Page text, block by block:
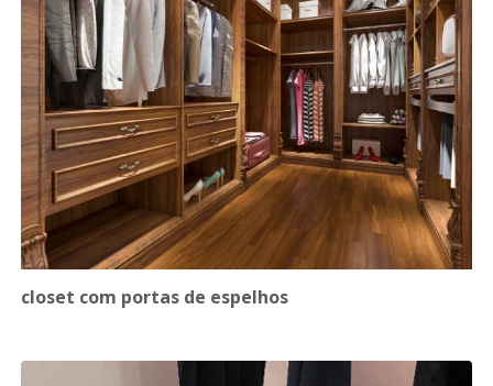
closet com portas de espelhos